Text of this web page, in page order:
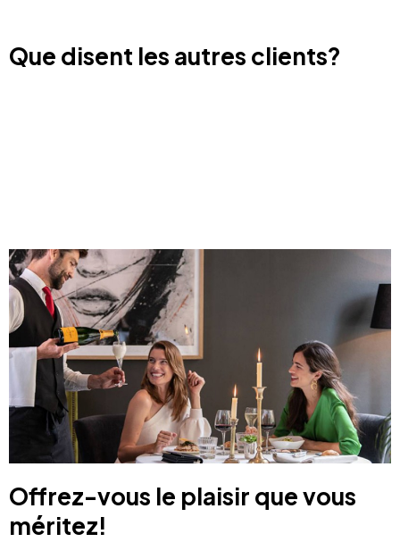
Que disent les autres clients?
Offrez-vous le plaisir que vous
méritez!